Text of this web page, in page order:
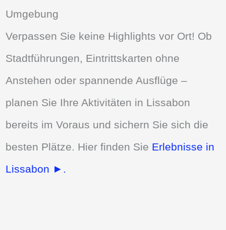
Umgebung
Verpassen Sie keine Highlights vor Ort! Ob
Stadtführungen, Eintrittskarten ohne
Anstehen oder spannende Ausflüge –
planen Sie Ihre Aktivitäten in Lissabon
bereits im Voraus und sichern Sie sich die
besten Plätze. Hier finden Sie Erlebnisse in
Lissabon ►.